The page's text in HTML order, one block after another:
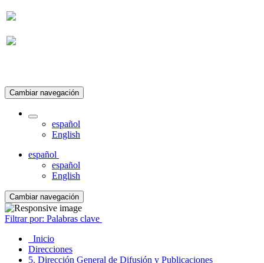
Cambiar navegación
español
English
español
español
English
Cambiar navegación
Filtrar por: Palabras clave
Inicio
Direcciones
5. Dirección General de Difusión y Publicaciones